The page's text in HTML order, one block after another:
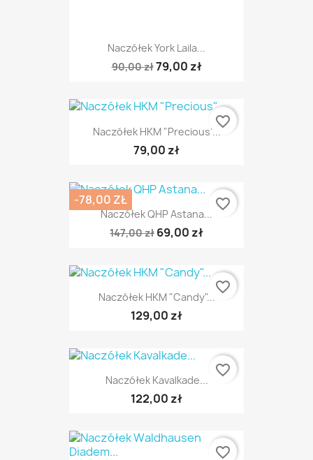
Naczółek York Laila...
90,00 zł79,00 zł
Naczółek HKM "Precious"...
79,00 zł
favorite_border
Naczółek QHP Astana...
147,00 zł 69,00 zł
-78,00 ZŁ favorite_border
Naczółek HKM "Candy"...
129,00 zł
favorite_border
Naczółek Kavalkade...
122,00 zł
favorite_border
favorite_border